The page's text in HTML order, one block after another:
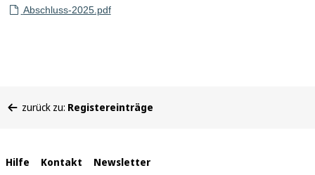
Abschluss-2025.pdf
befinden
zurück zu: Registereinträge
Interne
Hilfe Kontakt Newsletter